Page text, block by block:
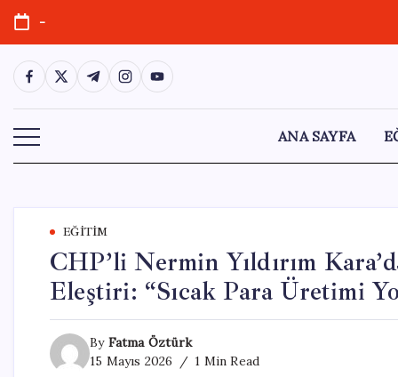
Skip
content
-
https://www.facebook.com/
https://twitter.com/
https://t.me/
https://www.instagram.com/
https://youtube.com/
ANA SAYFA
EĞITIM
CHP’li Nermin Yıldırım
Eleştiri: “Sıcak Para Üretimi
By Fatma Öztürk
15 Mayıs 2026
1 Min Read